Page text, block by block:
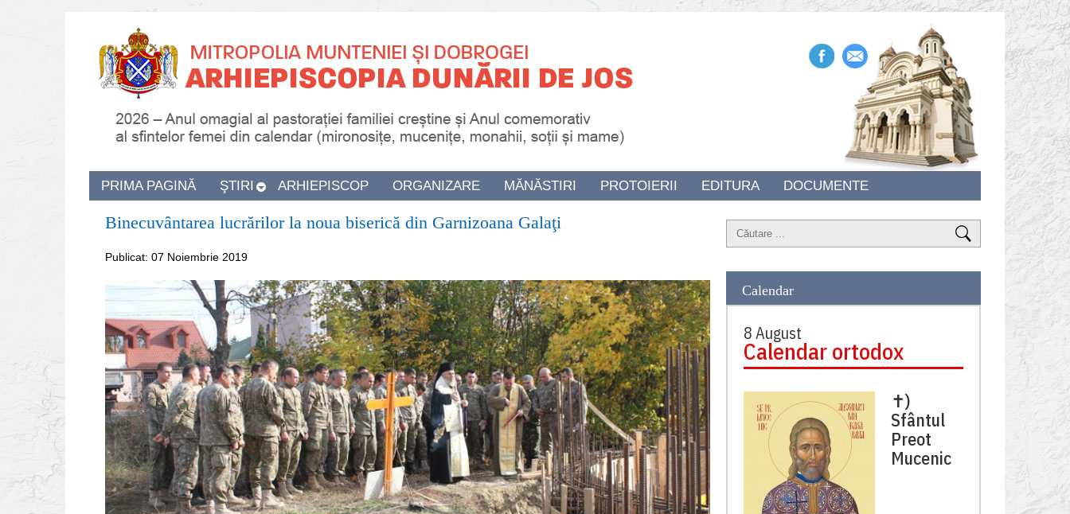
PRIMA PAGINĂ ŞTIRI ARHIEPISCOP ORGANIZARE MĂNĂSTIRI PROTOIERII EDITURA DOCUMENTE
Binecuvântarea lucrărilor la noua biserică din Garnizoana Galaţi
Publicat: 07 Noiembrie 2019
Calendar
8 August
Calendar ortodox
✝)
Sfântul
Preot
Mucenic